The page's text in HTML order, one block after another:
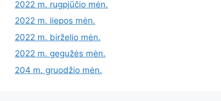
2022 m. rugpjūčio mėn.
2022 m. liepos mėn.
2022 m. birželio mėn.
2022 m. gegužės mėn.
204 m. gruodžio mėn.